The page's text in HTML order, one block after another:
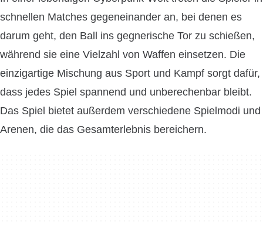
schnellen Matches gegeneinander an, bei denen es
darum geht, den Ball ins gegnerische Tor zu schießen,
während sie eine Vielzahl von Waffen einsetzen. Die
einzigartige Mischung aus Sport und Kampf sorgt dafür,
dass jedes Spiel spannend und unberechenbar bleibt.
Das Spiel bietet außerdem verschiedene Spielmodi und
Arenen, die das Gesamterlebnis bereichern.